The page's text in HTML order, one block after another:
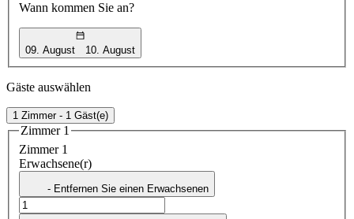
Wann kommen Sie an?
09. August 10. August
Gäste auswählen
1 Zimmer - 1 Gäst(e)
Zimmer 1
Zimmer 1
Erwachsene(r)
- Entfernen Sie einen Erwachsenen